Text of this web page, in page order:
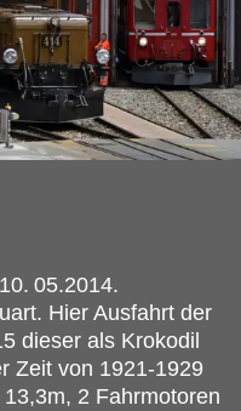
05.2014.
Hier Ausfahrt der
dieser als Krokodil
Zeit von 1921-1929
2 Fahrmotoren